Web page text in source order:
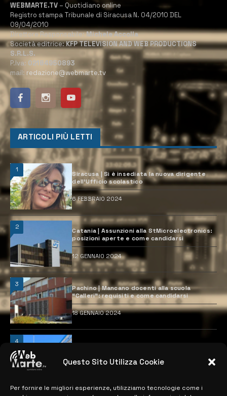
Questo Sito Utilizza Cookie
Per fornire le migliori esperienze, utilizziamo tecnologie come i
WEBMARTE.TV – Quotidiano online
Registro stampa Tribunale di Siracusa N. 04/2010 DEL
09/04/2010
Direttore Responsabile:Michele Accolla
Società editrice:KFP TELEVISION AND WEB PRODUCTIONS
S.R.L.S.
P.Iva: 02184950893
mail: redazione@webmarte.tv
ARTICOLI PIÙ LETTI
1
Siracusa | Si è insediata la nuova dirigente
dell’Ufficio scolastico
6 FEBBRAIO 2024
2
Catania | Assunzioni alla StMicroelectronics:
posizioni aperte e come candidarsi
12 GENNAIO 2024
3
Pachino | Mancano docenti alla scuola
“Calleri”: requisiti e come candidarsi
18 GENNAIO 2024
4
previste